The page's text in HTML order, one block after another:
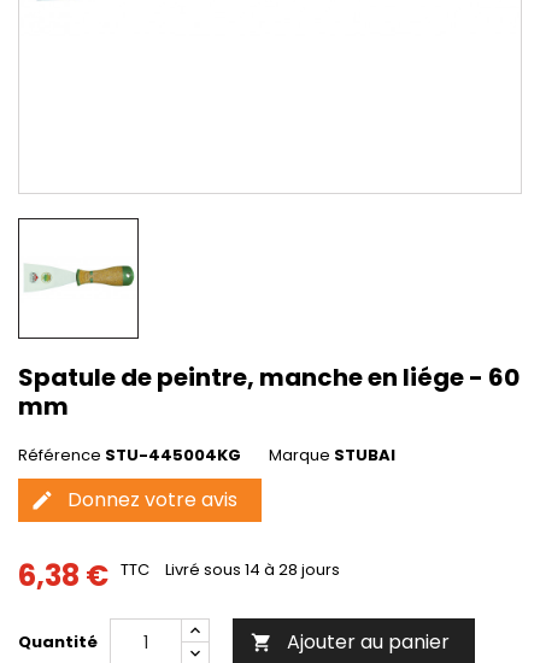
Spatule de peintre, manche en liége - 60
mm
Référence STU-445004KG Marque STUBAI
edit Donnez votre avis
6,38 € TTC Livré sous 14 à 28 jours
Quantité  Ajouter au panier